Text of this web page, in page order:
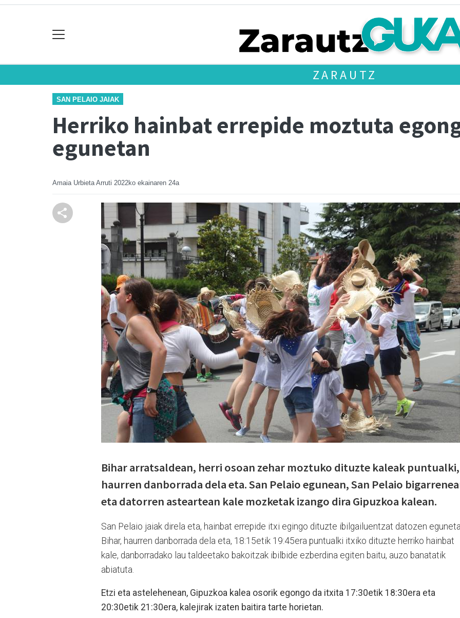
ZARAUTZ
SAN PELAIO JAIAK
Herriko hainbat errepide moztuta
egunetan
Amaia Urbieta Arruti 2022ko ekainaren 24a
Bihar arratsaldean, herri osoan zehar moztuko dituzte kaleak puntualki,
haurren danborrada dela eta. San Pelaio egunean, San Pelaio
eta datorren asteartean kale mozketak izango dira Gipuzkoa kalean.
San Pelaio jaiak direla eta, hainbat errepide itxi egingo dituzte ibilgailuentzat datozen
Bihar, haurren danborrada dela eta, 18:15etik 19:45era puntualki itxiko dituzte herriko hainbat
kale, danborradako lau taldeetako bakoitzak ibilbide ezberdina egiten baitu, auzo banatatik
abiatuta.
Etzi eta astelehenean, Gipuzkoa kalea osorik egongo da itxita 17:30etik 18:30era eta
20:30etik 21:30era, kalejirak izaten baitira tarte horietan.